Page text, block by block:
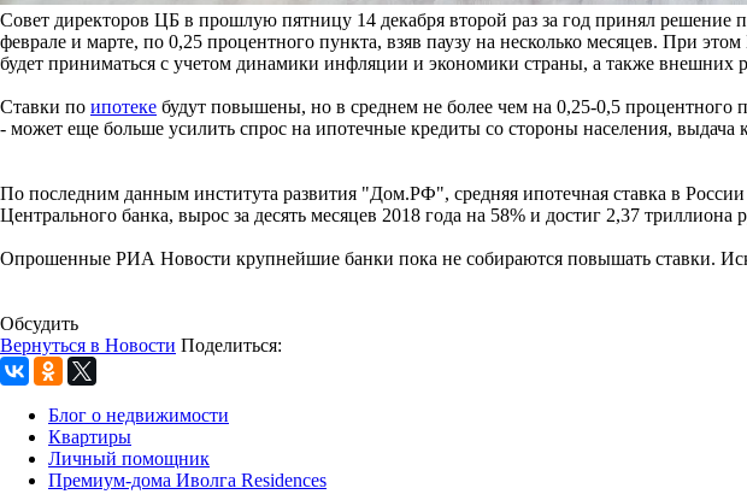
Совет директоров ЦБ в прошлую пятницу 14 декабря второй раз за год принял
феврале и марте, по 0,25 процентного пункта, взяв паузу на несколько месяцев. При
будет приниматься с учетом динамики инфляции и экономики страны, а также
Ставки по ипотеке будут повышены, но в среднем не более чем на 0,25-0,5
- может еще больше усилить спрос на ипотечные кредиты со стороны населения,
По последним данным института развития "Дом.РФ", средняя ипотечная ставка в
Центрального банка, вырос за десять месяцев 2018 года на 58% и достиг 2,37 триллиона
Опрошенные РИА Новости крупнейшие банки пока не собираются повышать ставки.
Обсудить
Вернуться в Новости Поделиться:
Блог о недвижимости
Квартиры
Личный помощник
Премиум-дома Иволга Residences